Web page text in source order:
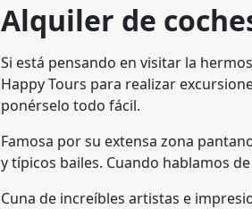
Alquiler de
Si está pensando en visitar la
Happy Tours para realizar
ponérselo todo fácil.
Famosa por su extensa zona
y típicos bailes. Cuando hablamos
Cuna de increíbles artistas e